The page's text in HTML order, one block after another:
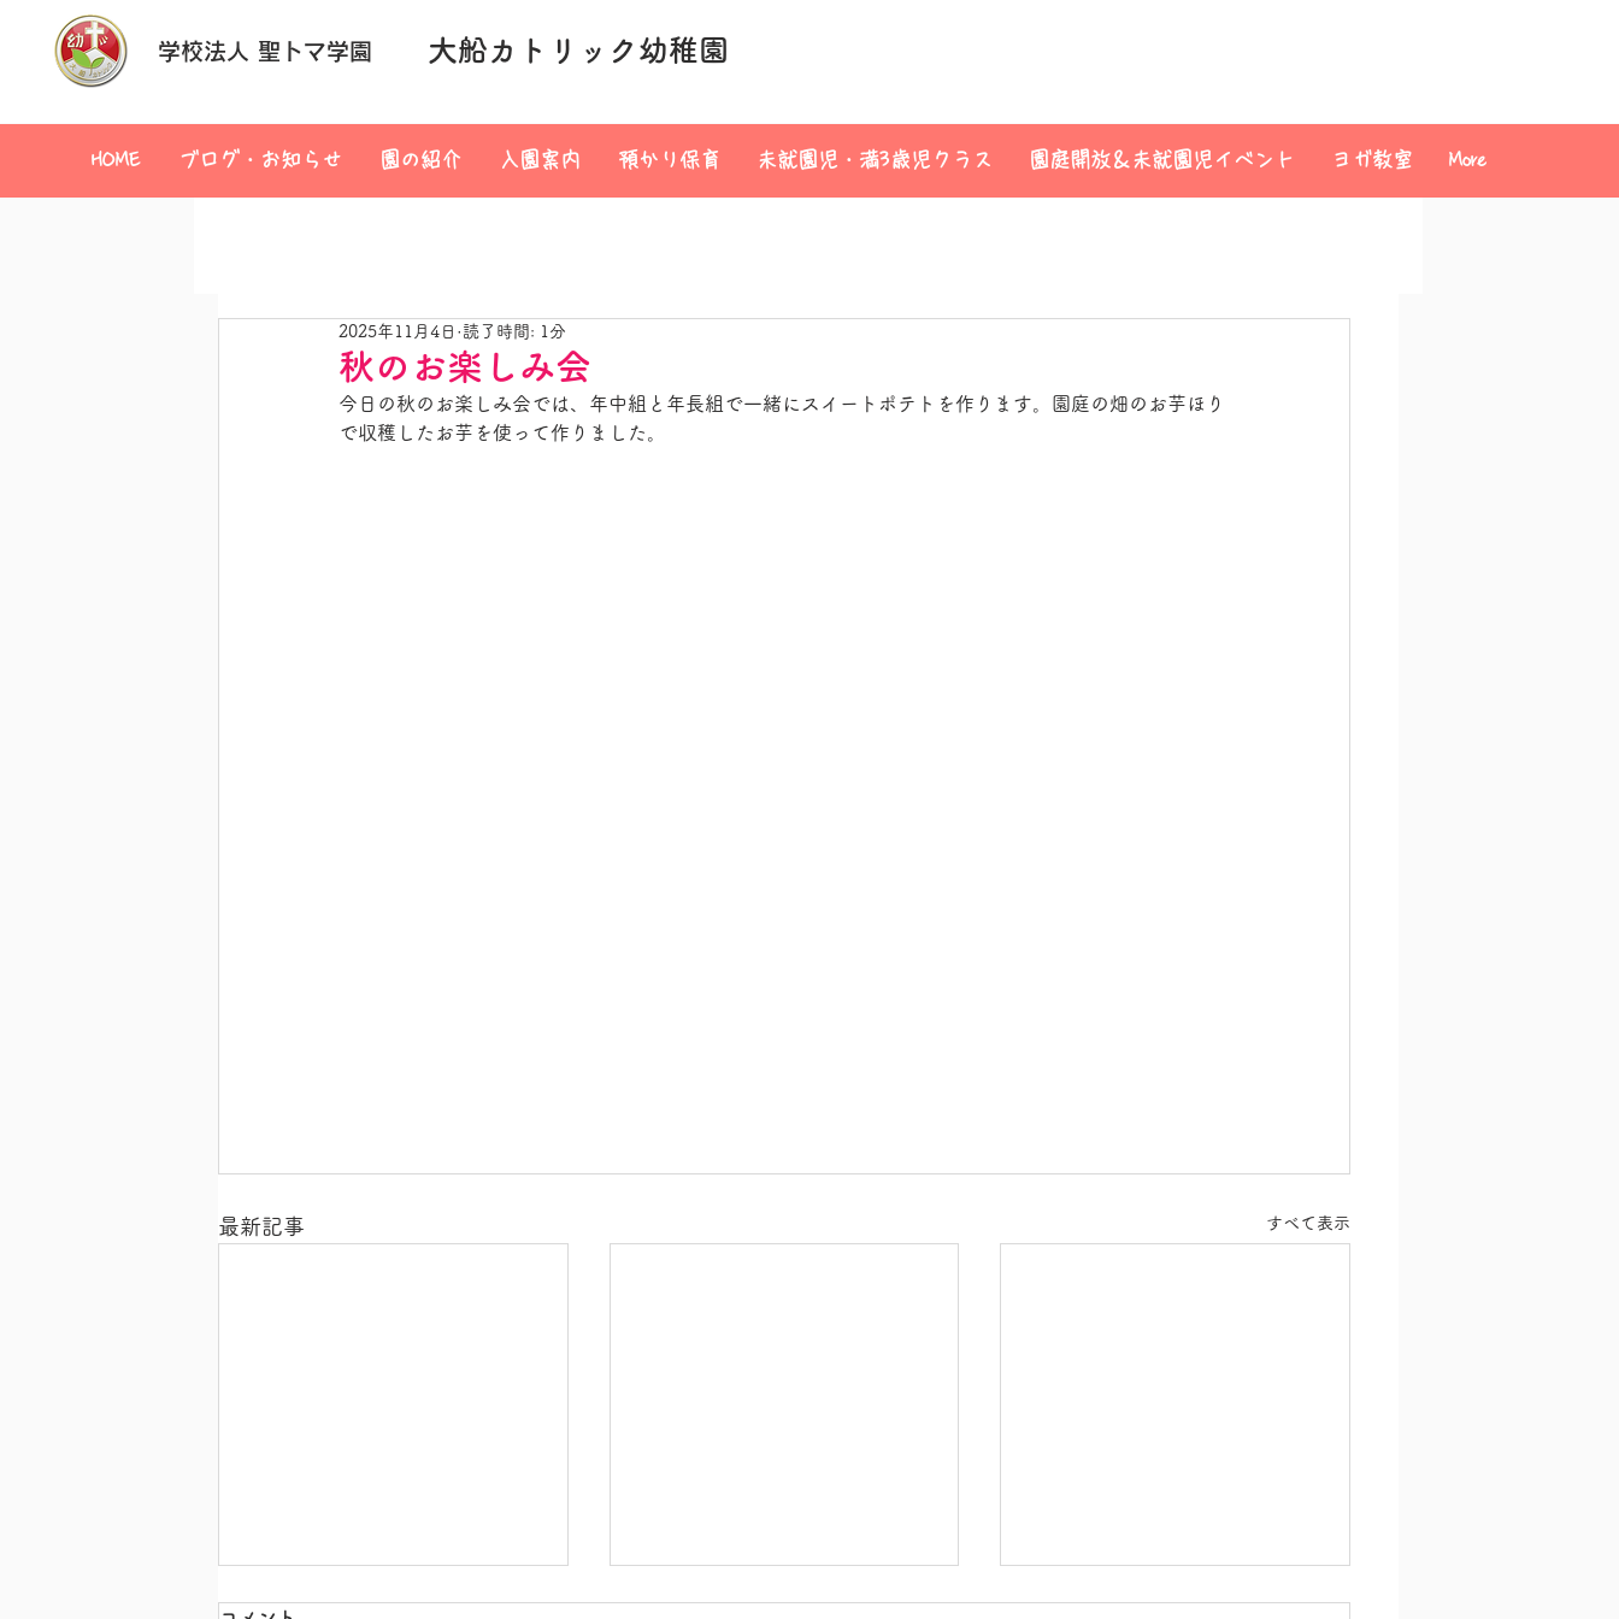
学校法人 聖トマ学園 大船カトリック幼稚園
HOME ブログ・お知らせ 園の紹介 入園案内 預かり保育 未就園児・満3歳児クラス 園庭開放＆未就園児イベント ヨガ教室 More
秋のお楽しみ会
2025年11月4日 読了時間: 1分
今日の秋のお楽しみ会では、年中組と年長組で一緒にスイートポテトを作ります。園庭の畑のお芋ほり
で収穫したお芋を使って作りました。
最新記事 すべて表示